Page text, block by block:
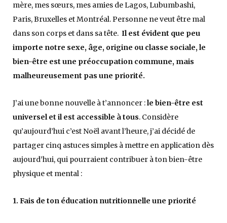
mère, mes sœurs, mes amies de Lagos, Lubumbashi,
Paris, Bruxelles et Montréal. Personne ne veut être mal
dans son corps et dans sa tête. Il est évident que peu
importe notre sexe, âge, origine ou classe sociale, le
bien-être est une préoccupation commune, mais
malheureusement pas une priorité.
J’ai une bonne nouvelle à t’annoncer :le bien-être est
universel et il est accessible à tous. Considère
qu’aujourd’hui c’est Noël avant l’heure, j’ai décidé de
partager cinq astuces simples à mettre en application dès
aujourd’hui, qui pourraient contribuer à ton bien-être
physique et mental :
1. Fais de ton éducation nutritionnelle une priorité